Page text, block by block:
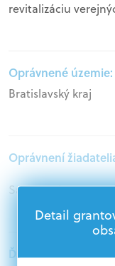
revitalizáciu
Oprávnené územie:
Bratislavský kraj
Oprávnení
Samospráva
Ďalšie informácie:
Detail